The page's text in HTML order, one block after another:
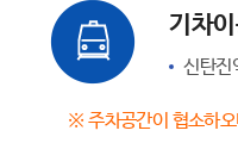
기차
신탄진
※ 주차공간이 협소하